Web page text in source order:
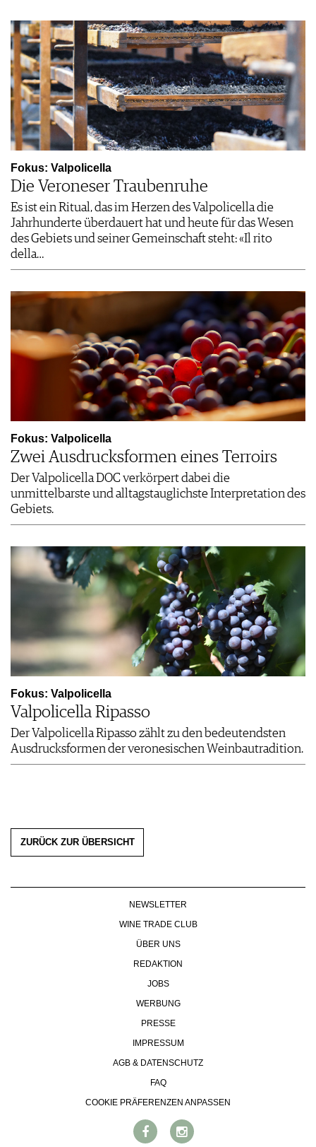
Fokus: Valpolicella
Die Veroneser Traubenruhe
Es ist ein Ritual, das im Herzen des Valpolicella die
Jahrhunderte überdauert hat und heute für das Wesen
des Gebiets und seiner Gemeinschaft steht: «Il rito
della…
Fokus: Valpolicella
Zwei Ausdrucksformen eines Terroirs
Der Valpolicella DOC verkörpert dabei die
unmittelbarste und alltagstauglichste Interpretation des
Gebiets.
Fokus: Valpolicella
Valpolicella Ripasso
Der Valpolicella Ripasso zählt zu den bedeutendsten
Ausdrucksformen der veronesischen Weinbautradition.
ZURÜCK ZUR ÜBERSICHT
NEWSLETTER
WINE TRADE CLUB
ÜBER UNS
REDAKTION
JOBS
WERBUNG
PRESSE
IMPRESSUM
AGB & DATENSCHUTZ
FAQ
COOKIE PRÄFERENZEN ANPASSEN